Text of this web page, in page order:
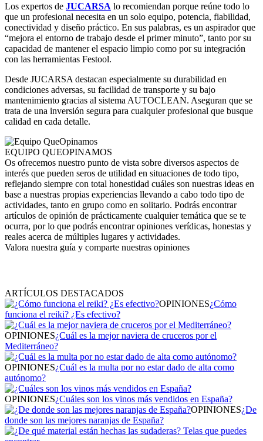
Los expertos de JUCARSA lo recomiendan porque reúne todo lo
que un profesional necesita en un solo equipo, potencia, fiabilidad,
conectividad y diseño práctico. En sus palabras, es un aspirador que
“mejora el entorno de trabajo desde el primer minuto”, tanto por su
capacidad de mantener el espacio limpio como por su integración
con las herramientas Festool.
Desde JUCARSA destacan especialmente su durabilidad en
condiciones adversas, su facilidad de transporte y su bajo
mantenimiento gracias al sistema AUTOCLEAN. Aseguran que se
trata de una inversión segura para cualquier profesional que busque
calidad en cada detalle.
EQUIPO QUEOPINAMOS
Os ofrecemos nuestro punto de vista sobre diversos aspectos de
interés que pueden seros de utilidad en situaciones de todo tipo,
reflejando siempre con total honestidad cuáles son nuestras ideas en
base a nuestras propias experiencias llevando a cabo todo tipo de
actividades, tanto en grupo como en solitario. Podrás encontrar
artículos de opinión de prácticamente cualquier temática que se te
ocurra, por lo que podrás encontrar opiniones verídicas, honestas y
reales acerca de múltiples lugares y actividades.
Valora nuestra guía y comparte nuestras opiniones
ARTÍCULOS DESTACADOS
OPINIONES¿Cómo
funciona el reiki? ¿Es efectivo?
OPINIONES¿Cuál es la mejor naviera de cruceros por el
Mediterráneo?
OPINIONES¿Cuál es la multa por no estar dado de alta como
autónomo?
OPINIONES¿Cuáles son los vinos más vendidos en España?
OPINIONES¿De
donde son las mejores naranjas de España?